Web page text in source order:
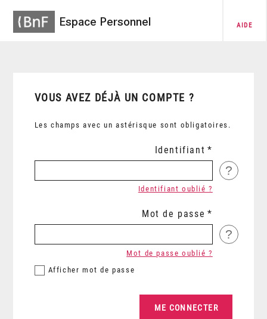
Espace Personnel AIDE
VOUS AVEZ DÉJÀ UN COMPTE ?
Les champs avec un astérisque sont obligatoires.
Identifiant
?
Identifiant oublié ?
Mot de passe
?
Afficher mot de passe
Mot de passe oublié ?